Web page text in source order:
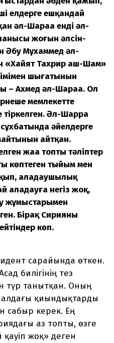
елдерге ешқандай
әл-Шараа енді әл-
жоғын әлсін-
Әбу Мұхаммед әл-
«Хайят Тахрир аш-Шам»
шығатынын
– Ахмед әл-Шараа. Ол
мемлекетте
тіркелген. Әл-Шарра
әйелдерге
айтқан.
жаңа топтың тәліптер
көптеген тыйым мен
алаңдаушылық
алаңдауға негіз жоқ,
жұмыстарымен
Бірақ Сирияның
көп.
сарайында өткен.
билігінің тез
түр танытқан. Оның
қиындықтарды
сабыр керек. Ең
аз топты, өзге
қауіп жоқ» деген